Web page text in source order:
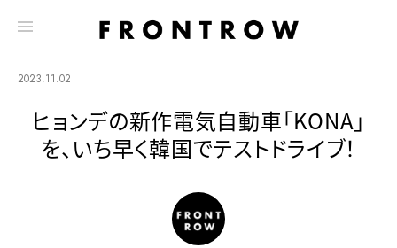
2023.11.02
ヒョンデの新作電気自動車「KONA」
を、いち早く韓国でテストドライブ！